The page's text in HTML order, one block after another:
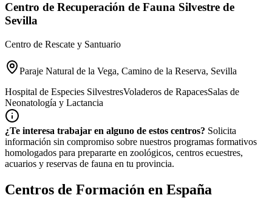
Centro de Recuperación de Fauna Silvestre de
Sevilla
Centro de Rescate y Santuario
Paraje Natural de la Vega, Camino de la Reserva, Sevilla
Hospital de Especies SilvestresVoladeros de RapacesSalas de
Neonatología y Lactancia
¿Te interesa trabajar en alguno de estos centros? Solicita
información sin compromiso sobre nuestros programas formativos
homologados para prepararte en zoológicos, centros ecuestres,
acuarios y reservas de fauna en tu provincia.
Centros de Formación en España